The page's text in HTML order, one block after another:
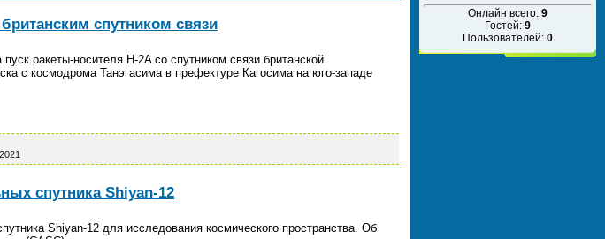
спутником связи
ракеты-носителя H-2A cо спутником связи британской
с космодрома Танэгасима в префектуре Кагосима на юго-западе
спутника Shiyan-12
Shiyan-12 для исследования космического пространства. Об
Онлайн всего: 9
Гостей: 9
Пользователей: 0